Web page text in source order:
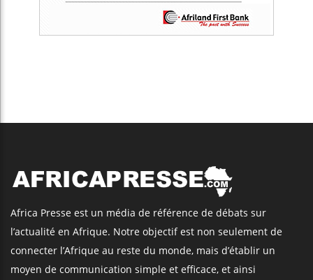
Africa Presse est un média de référence de débats sur
l’actualité en Afrique. Notre objectif est non seulement de
connecter l’Afrique au reste du monde, mais d’établir un
moyen de communication simple et efficace, et ainsi